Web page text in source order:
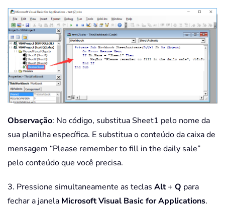
Observação: No código, substitua Sheet1 pelo nome da
sua planilha específica. E substitua o conteúdo da caixa de
mensagem “Please remember to fill in the daily sale”
pelo conteúdo que você precisa.
3. Pressione simultaneamente as teclas Alt+ Q para
fechar a janela Microsoft Visual Basic for Applications.